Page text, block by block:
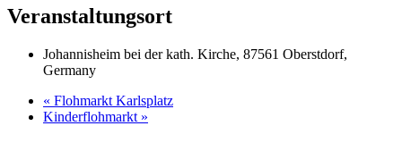
Veranstaltungsort
Johannisheim bei der kath. Kirche, 87561 Oberstdorf,
Germany
« Flohmarkt Karlsplatz
Kinderflohmarkt »